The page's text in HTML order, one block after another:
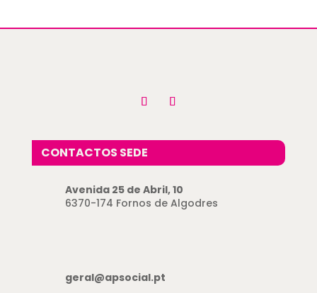
CONTACTOS SEDE
Avenida 25 de Abril, 10
6370-174 Fornos de Algodres
geral@apsocial.pt